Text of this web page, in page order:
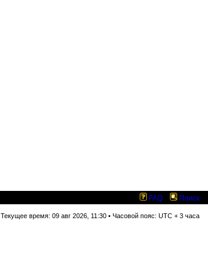
FAQ Поиск
Текущее время: 09 авг 2026, 11:30 • Часовой пояс: UTC + 3 часа